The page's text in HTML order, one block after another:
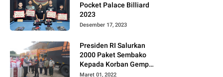
Pocket Palace Billiard
2023
Desember 17, 2023
Presiden RI Salurkan
2000 Paket Sembako
Kepada Korban Gempa
di Pasaman Barat
Maret 01, 2022